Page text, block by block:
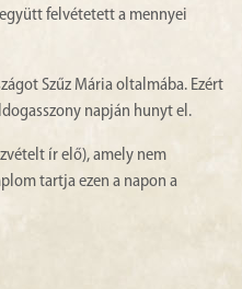
felvétetett a mennyei
Szűz Mária oltalmába. Ezért
napján hunyt el.
ír elő), amely nem
tartja ezen a napon a